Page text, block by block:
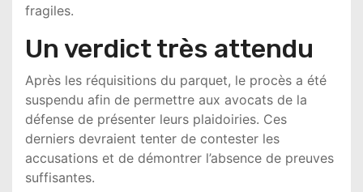
fragiles.
Un verdict très attendu
Après les réquisitions du parquet, le procès a été
suspendu afin de permettre aux avocats de la
défense de présenter leurs plaidoiries. Ces
derniers devraient tenter de contester les
accusations et de démontrer l’absence de preuves
suffisantes.